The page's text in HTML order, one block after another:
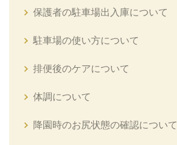
保護者の駐車場出入庫について
駐車場の使い方について
排便後のケアについて
体調について
降園時のお尻状態の確認について